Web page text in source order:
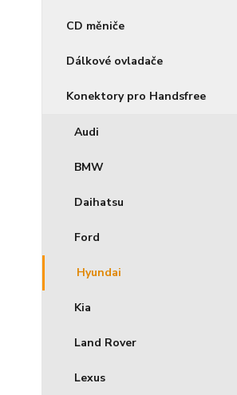
CD měniče
Dálkové ovladače
Konektory pro Handsfree
Audi
BMW
Daihatsu
Ford
Hyundai
Kia
Land Rover
Lexus